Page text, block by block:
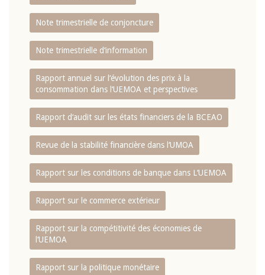
Note trimestrielle de conjoncture
Note trimestrielle d‘information
Rapport annuel sur l‘évolution des prix à la
consommation dans l‘UEMOA et perspectives
Rapport d‘audit sur les états financiers de la BCEAO
Revue de la stabilité financière dans l‘UMOA
Rapport sur les conditions de banque dans L‘UEMOA
Rapport sur le commerce extérieur
Rapport sur la compétitivité des économies de
l‘UEMOA
Rapport sur la politique monétaire